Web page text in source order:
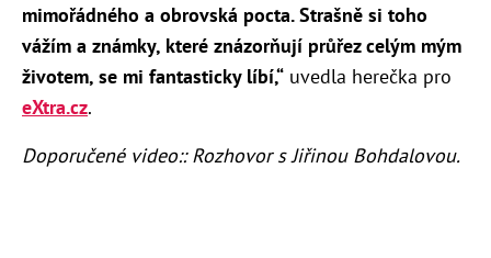
mimořádného a obrovská pocta. Strašně si toho
vážím a známky, které znázorňují průřez celým mým
životem, se mi fantasticky líbí,“ uvedla herečka pro
eXtra.cz.
Doporučené video:: Rozhovor s Jiřinou Bohdalovou.